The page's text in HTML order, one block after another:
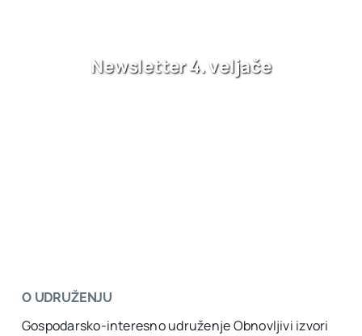
Newsletter 4. veljače
O UDRUŽENJU
Gospodarsko-interesno udruženje Obnovljivi izvori